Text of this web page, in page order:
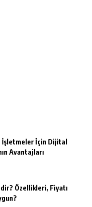
İşletmeler İçin Dijital
Avantajları
Özellikleri, Fiyatı